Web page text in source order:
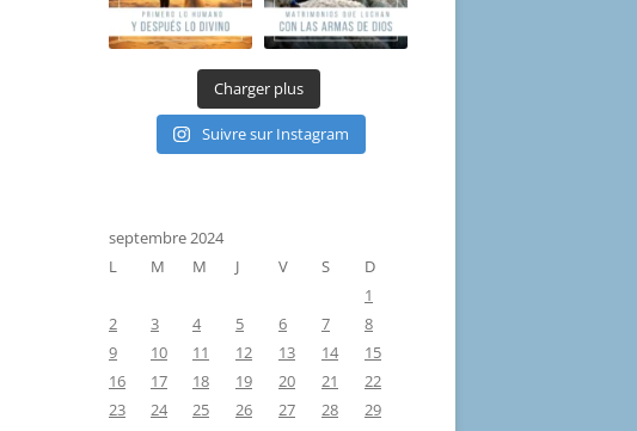
Charger plus
Suivre sur Instagram
septembre 2024
L
M M J V S
D
1
2
3 4 5 6 7
8
9
10 11 12 13 14
15
16
17 18 19 20 21
22
23
24 25 26 27 28
29